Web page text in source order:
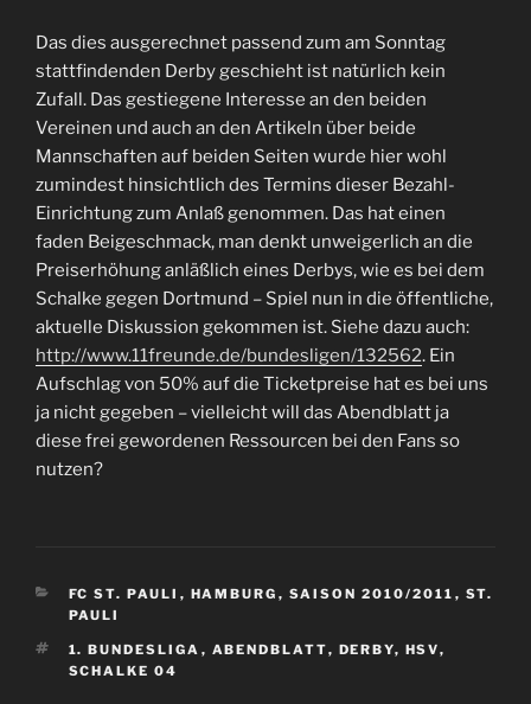
Das dies ausgerechnet passend zum am Sonntag
stattfindenden Derby geschieht ist natürlich kein
Zufall. Das gestiegene Interesse an den beiden
Vereinen und auch an den Artikeln über beide
Mannschaften auf beiden Seiten wurde hier wohl
zumindest hinsichtlich des Termins dieser Bezahl-
Einrichtung zum Anlaß genommen. Das hat einen
faden Beigeschmack, man denkt unweigerlich an die
Preiserhöhung anläßlich eines Derbys, wie es bei dem
Schalke gegen Dortmund – Spiel nun in die öffentliche,
aktuelle Diskussion gekommen ist. Siehe dazu auch:
http://www.11freunde.de/bundesligen/132562. Ein
Aufschlag von 50% auf die Ticketpreise hat es bei uns
ja nicht gegeben – vielleicht will das Abendblatt ja
diese frei gewordenen Ressourcen bei den Fans so
nutzen?
KATEGORIEN
FC ST. PAULI , HAMBURG , SAISON 2010/2011 , ST.
PAULI
SCHLAGWÖRTER
1. BUNDESLIGA , ABENDBLATT, DERBY, HSV,
SCHALKE 04